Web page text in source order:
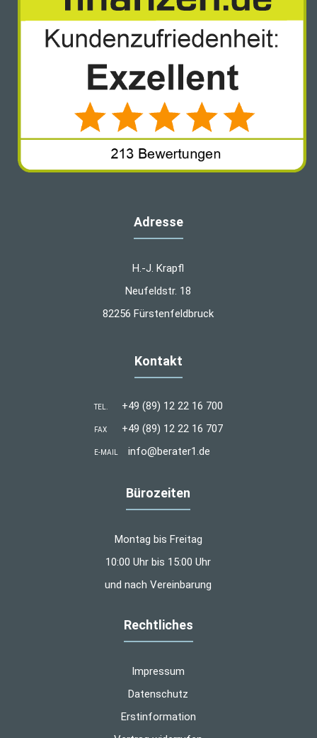
Adresse
H.-J. Krapfl
Neufeldstr. 18
82256 Fürstenfeldbruck
Kontakt
TEL. +49 (89) 12 22 16 700
FAX +49 (89) 12 22 16 707
E-MAIL info@berater1.de
Bürozeiten
Montag bis Freitag
10:00 Uhr bis 15:00 Uhr
und nach Vereinbarung
Rechtliches
Impressum
Datenschutz
Erstinformation